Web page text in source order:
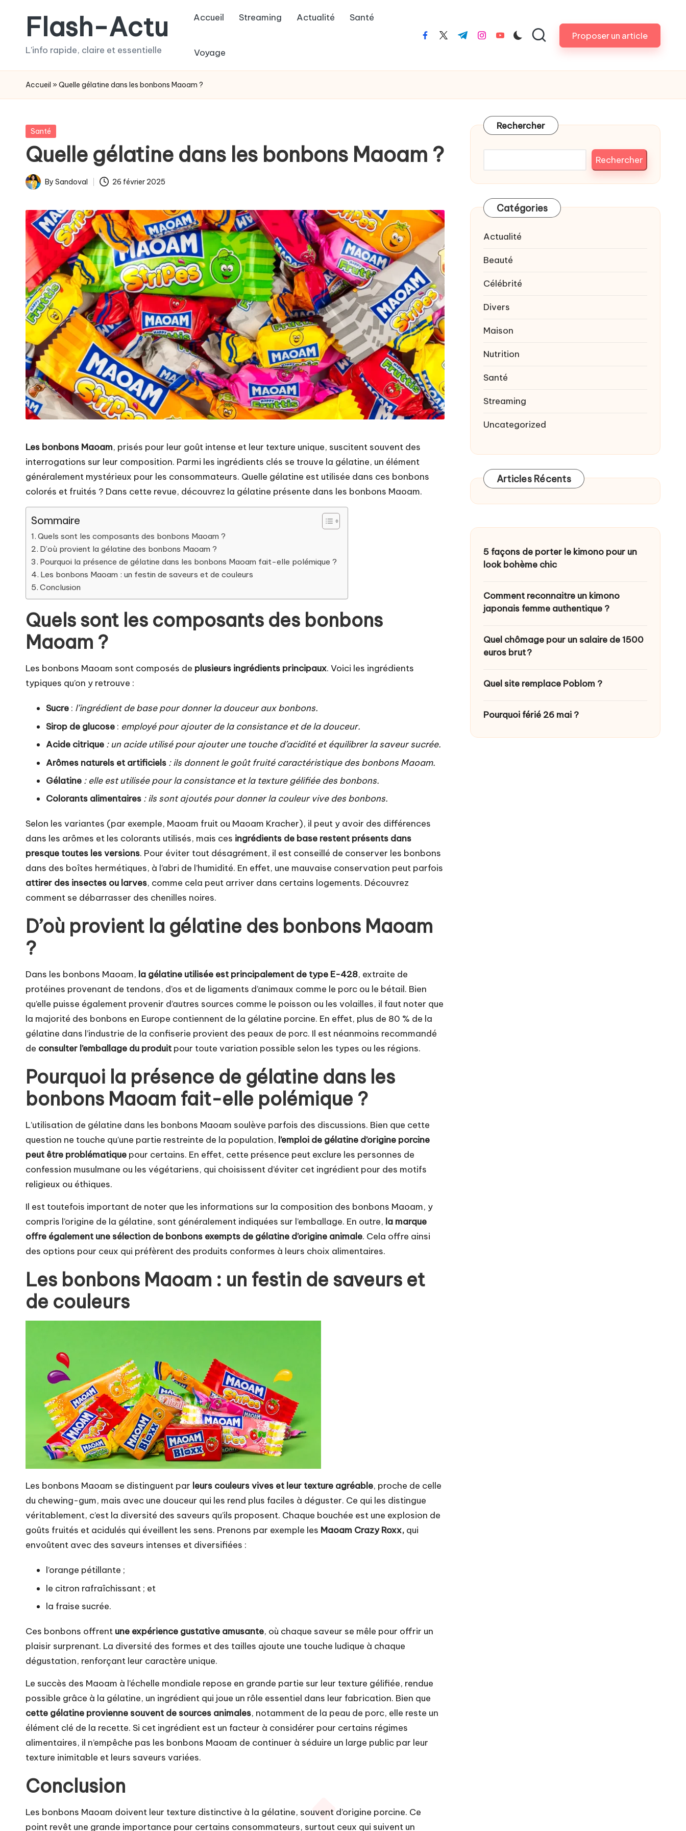
content
Flash-Actu
L'info rapide, claire et essentielle
Accueil Streaming Actualité Santé
Voyage
facebook.com
twitter.com
t.me instagram.com
youtube.com Proposer un article
Accueil » Quelle gélatine dans les bonbons Maoam ?
Posted
Santé
Quelle gélatine dans les bonbons Maoam ?
Posted
By Sandoval 26 février 2025
Les bonbons Maoam, prisés pour leur goût intense et leur texture unique, suscitent souvent des
interrogations sur leur composition. Parmi les ingrédients clés se trouve la gélatine, un élément
généralement mystérieux pour les consommateurs. Quelle gélatine est utilisée dans ces bonbons
colorés et fruités ? Dans cette revue, découvrez la gélatine présente dans les bonbons Maoam.
Sommaire
Quels sont les composants des bonbons Maoam ?
D’où provient la gélatine des bonbons Maoam ?
Pourquoi la présence de gélatine dans les bonbons Maoam fait-elle polémique ?
Les bonbons Maoam : un festin de saveurs et de couleurs
Conclusion
Quels sont les composants des bonbons
Maoam ?
Les bonbons Maoam sont composés de plusieurs ingrédients principaux. Voici les ingrédients
typiques qu’on y retrouve :
Sucre : l’ingrédient de base pour donner la douceur aux bonbons.
Sirop de glucose : employé pour ajouter de la consistance et de la douceur.
Acide citrique : un acide utilisé pour ajouter une touche d’acidité et équilibrer la saveur sucrée.
Arômes naturels et artificiels : ils donnent le goût fruité caractéristique des bonbons Maoam.
Gélatine : elle est utilisée pour la consistance et la texture gélifiée des bonbons.
Colorants alimentaires : ils sont ajoutés pour donner la couleur vive des bonbons.
Selon les variantes (par exemple, Maoam fruit ou Maoam Kracher), il peut y avoir des différences
dans les arômes et les colorants utilisés, mais ces ingrédients de base restent présents dans
presque toutes les versions. Pour éviter tout désagrément, il est conseillé de conserver les bonbons
dans des boîtes hermétiques, à l’abri de l’humidité. En effet, une mauvaise conservation peut parfois
attirer des insectes ou larves, comme cela peut arriver dans certains logements. Découvrez
comment se débarrasser des chenilles noires.
D’où provient la gélatine des bonbons Maoam
?
Dans les bonbons Maoam, la gélatine utilisée est principalement de type E-428, extraite de
protéines provenant de tendons, d’os et de ligaments d’animaux comme le porc ou le bétail. Bien
qu’elle puisse également provenir d’autres sources comme le poisson ou les volailles, il faut noter que
la majorité des bonbons en Europe contiennent de la gélatine porcine. En effet, plus de 80 % de la
gélatine dans l’industrie de la confiserie provient des peaux de porc. Il est néanmoins recommandé
de consulter l’emballage du produit pour toute variation possible selon les types ou les régions.
Pourquoi la présence de gélatine dans les
bonbons Maoam fait-elle polémique ?
L’utilisation de gélatine dans les bonbons Maoam soulève parfois des discussions. Bien que cette
question ne touche qu’une partie restreinte de la population, l’emploi de gélatine d’origine porcine
peut être problématique pour certains. En effet, cette présence peut exclure les personnes de
confession musulmane ou les végétariens, qui choisissent d’éviter cet ingrédient pour des motifs
religieux ou éthiques.
Il est toutefois important de noter que les informations sur la composition des bonbons Maoam, y
compris l’origine de la gélatine, sont généralement indiquées sur l’emballage. En outre, la marque
offre également une sélection de bonbons exempts de gélatine d’origine animale. Cela offre ainsi
des options pour ceux qui préfèrent des produits conformes à leurs choix alimentaires.
Les bonbons Maoam : un festin de saveurs et
de couleurs
Les bonbons Maoam se distinguent par leurs couleurs vives et leur texture agréable, proche de celle
du chewing-gum, mais avec une douceur qui les rend plus faciles à déguster. Ce qui les distingue
véritablement, c’est la diversité des saveurs qu’ils proposent. Chaque bouchée est une explosion de
goûts fruités et acidulés qui éveillent les sens. Prenons par exemple les Maoam Crazy Roxx, qui
envoûtent avec des saveurs intenses et diversifiées :
l’orange pétillante ;
le citron rafraîchissant ; et
la fraise sucrée.
Ces bonbons offrent une expérience gustative amusante, où chaque saveur se mêle pour offrir un
plaisir surprenant. La diversité des formes et des tailles ajoute une touche ludique à chaque
dégustation, renforçant leur caractère unique.
Le succès des Maoam à l’échelle mondiale repose en grande partie sur leur texture gélifiée, rendue
possible grâce à la gélatine, un ingrédient qui joue un rôle essentiel dans leur fabrication. Bien que
cette gélatine provienne souvent de sources animales, notamment de la peau de porc, elle reste un
élément clé de la recette. Si cet ingrédient est un facteur à considérer pour certains régimes
alimentaires, il n’empêche pas les bonbons Maoam de continuer à séduire un large public par leur
texture inimitable et leurs saveurs variées.
Conclusion
Les bonbons Maoam doivent leur texture distinctive à la gélatine, souvent d’origine porcine. Ce
point revêt une grande importance pour certains consommateurs, surtout ceux qui suivent un
Rechercher
Rechercher
Catégories
Actualité
Beauté
Célébrité
Divers
Maison
Nutrition
Santé
Streaming
Uncategorized
Articles Récents
5 façons de porter le kimono pour un
look bohème chic
Comment reconnaitre un kimono
japonais femme authentique ?
Quel chômage pour un salaire de 1500
euros brut ?
Quel site remplace Poblom ?
Pourquoi férié 26 mai ?